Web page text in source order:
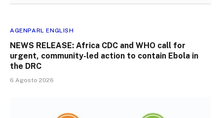
AGENPARL ENGLISH
NEWS RELEASE: Africa CDC and WHO call for
urgent, community-led action to contain Ebola in
the DRC
6 Agosto 2026